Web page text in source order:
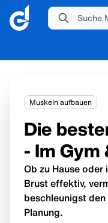
Muskeln aufbauen
Die
- Im Gym
Ob zu Hause
Brust effektiv,
beschleunigst
Planung.